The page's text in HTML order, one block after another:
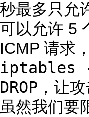
秒最多只允
可以允许 5
ICMP 请求
iptables
DROP ，让
虽然我们要